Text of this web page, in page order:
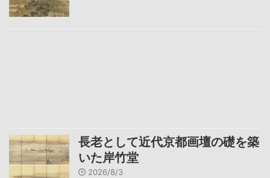
長老として近代京都画壇の礎を築
いた岸竹堂
2026/8/3